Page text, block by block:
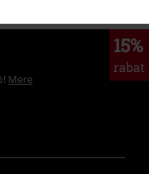
15%
rabat
Mere